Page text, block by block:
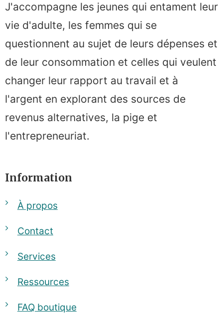
J'accompagne les jeunes qui entament leur
vie d'adulte, les femmes qui se
questionnent au sujet de leurs dépenses et
de leur consommation et celles qui veulent
changer leur rapport au travail et à
l'argent en explorant des sources de
revenus alternatives, la pige et
l'entrepreneuriat.
Information
À propos
Contact
Services
Ressources
FAQ boutique